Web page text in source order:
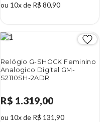
ou 10x de R$ 80,90
Relógio G-SHOCK Feminino
Analogico Digital GM-
S2110SH-2ADR
R$ 1.319,00
ou 10x de R$ 131,90